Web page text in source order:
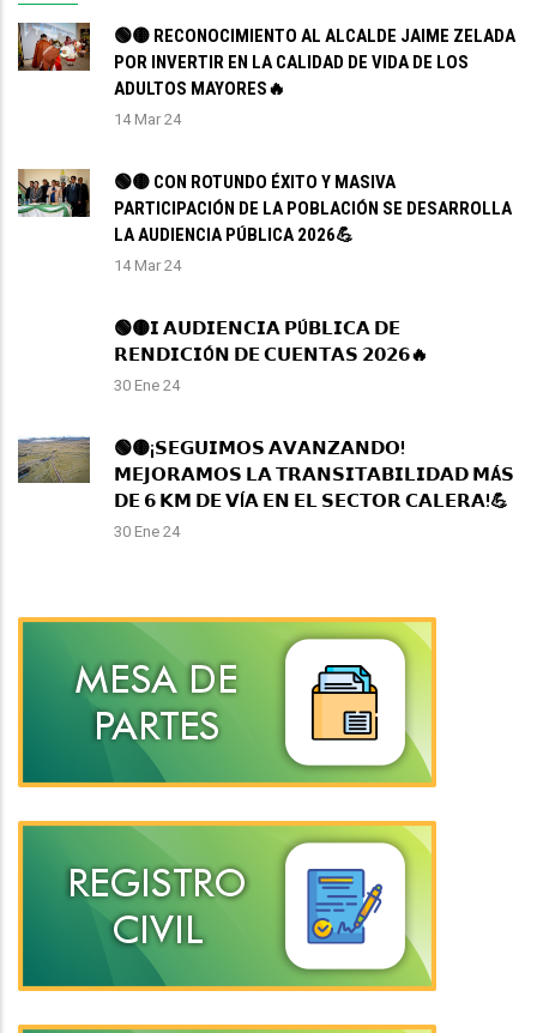
🟢🟡 RECONOCIMIENTO AL ALCALDE JAIME ZELADA
POR INVERTIR EN LA CALIDAD DE VIDA DE LOS
ADULTOS MAYORES🔥
14 Mar 24
🟢🟡 CON ROTUNDO ÉXITO Y MASIVA
PARTICIPACIÓN DE LA POBLACIÓN SE DESARROLLA
LA AUDIENCIA PÚBLICA 2026💪
14 Mar 24
🟢🟡𝗜 𝗔𝗨𝗗𝗜𝗘𝗡𝗖𝗜𝗔 𝗣Ú𝗕𝗟𝗜𝗖𝗔 𝗗𝗘
𝗥𝗘𝗡𝗗𝗜𝗖𝗜Ó𝗡 𝗗𝗘 𝗖𝗨𝗘𝗡𝗧𝗔𝗦 𝟮𝟬𝟮𝟲🔥
30 Ene 24
🟢🟡¡𝗦𝗘𝗚𝗨𝗜𝗠𝗢𝗦 𝗔𝗩𝗔𝗡𝗭𝗔𝗡𝗗𝗢!
𝗠𝗘𝗝𝗢𝗥𝗔𝗠𝗢𝗦 𝗟𝗔 𝗧𝗥𝗔𝗡𝗦𝗜𝗧𝗔𝗕𝗜𝗟𝗜𝗗𝗔𝗗 𝗠Á𝗦
𝗗𝗘 𝟲 𝗞𝗠 𝗗𝗘 𝗩Í𝗔 𝗘𝗡 𝗘𝗟 𝗦𝗘𝗖𝗧𝗢𝗥 𝗖𝗔𝗟𝗘𝗥𝗔!💪
30 Ene 24